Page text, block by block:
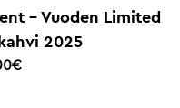
– Vuoden Limited
2025
€